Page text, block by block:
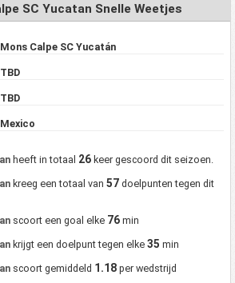
SC Yucatan Snelle Weetjes
Mons Calpe SC Yucatán
TBD
TBD
Mexico
heeft in totaal 26 keer gescoord dit seizoen.
kreeg een totaal van57 doelpunten tegen dit
scoort een goal elke 76 min
krijgt een doelpunt tegen elke35 min
scoort gemiddeld 1.18 per wedstrijd